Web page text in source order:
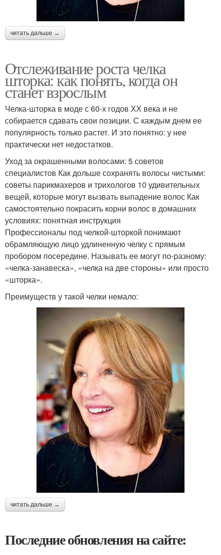
читать дальше →
Отслеживание роста челка
шторка: как понять, когда он
станет взрослым
Челка-шторка в моде с 60-х годов ХХ века и не
собирается сдавать свои позиции. С каждым днем ее
популярность только растет. И это понятно: у нее
практически нет недостатков.
Уход за окрашенными волосами: 5 советов
специалистов Как дольше сохранять волосы чистыми:
советы парикмахеров и трихологов 10 удивительных
вещей, которые могут вызвать выпадение волос Как
самостоятельно покрасить корни волос в домашних
условиях: понятная инструкция
Профессионалы под челкой-шторкой понимают
обрамляющую лицо удлиненную челку с прямым
пробором посередине. Называть ее могут по-разному:
«челка-занавеска», «челка на две стороны» или просто
«шторка».
Преимуществ у такой челки немало:
читать дальше →
Последние обновления на сайте: